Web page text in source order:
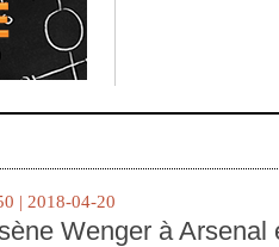
| 2018-04-20
Wenger à Arsenal